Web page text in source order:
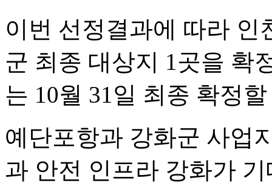
이번 선정결과에 따라 인
군 최종 대상지 1곳을 확
는 10월 31일 최종 확정
예단포항과 강화군 사업
과 안전 인프라 강화가